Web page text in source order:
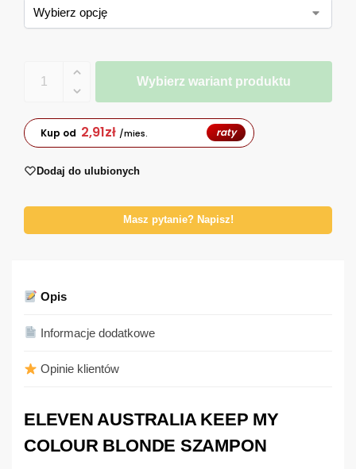
Wybierz wariant produktu
Kup od 2,91zł /mies. raty
Dodaj do ulubionych
Masz pytanie? Napisz!
Opis
Informacje dodatkowe
Opinie klientów
ELEVEN AUSTRALIA KEEP MY
COLOUR BLONDE SZAMPON